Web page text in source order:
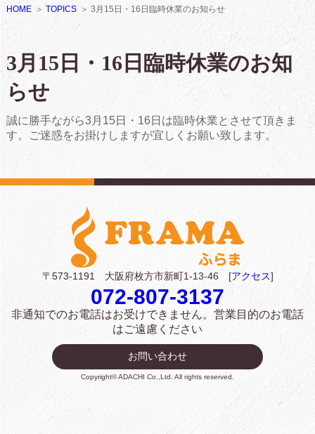
HOME TOPICS 3月15日・16日臨時休業のお知らせ
3月15日・16日臨時休業のお知
らせ
誠に勝手ながら3月15日・16日は臨時休業とさせて頂きま
す。ご迷惑をお掛けしますが宜しくお願い致します。
〒573-1191 大阪府枚方市新町1-13-46 [アクセス]
072-807-3137
非通知でのお電話はお受けできません。営業目的のお電話
はご遠慮ください
お問い合わせ
Copyright© ADACHI Co.,Ltd. All rights reserved.